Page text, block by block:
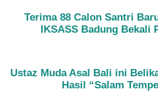
Terima 88 Calon Santri
IKSASS Badung Bekali
Ustaz Muda Asal Bali ini
Hasil “Salam